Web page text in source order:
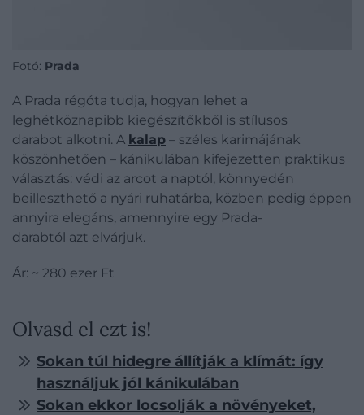
Fotó: Prada
A Prada régóta tudja, hogyan lehet a
leghétköznapibb kiegészítőkből is stílusos
darabot alkotni. A kalap – széles karimájának
köszönhetően – kánikulában kifejezetten praktikus
választás: védi az arcot a naptól, könnyedén
beilleszthető a nyári ruhatárba, közben pedig éppen
annyira elegáns, amennyire egy Prada-
darabtól azt elvárjuk.
Ár: ~ 280 ezer Ft
Olvasd el ezt is!
Sokan túl hidegre állítják a klímát: így
használjuk jól kánikulában
Sokan ekkor locsolják a növényeket,